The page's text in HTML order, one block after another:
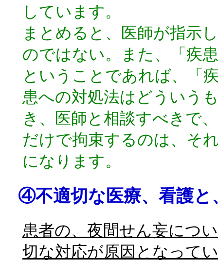
しています。
まとめると、医師が指示
のではない。また、「疾
ということであれば、「
患への対処法はどういう
き、医師と相談すべきで
だけで拘束するのは、そ
になります。
④不適切な医療、看護と
患者の、夜間せん妄につ
切な対応が原因となって